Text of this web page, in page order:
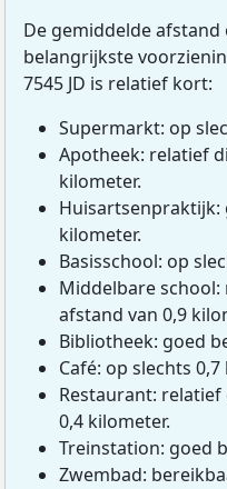
De gemiddelde
belangrijkste
7545 JD is relatief kort:
Supermarkt: op
Apotheek: relatief
kilometer.
Huisartsenpraktijk:
kilometer.
Basisschool: op
Middelbare
afstand van 0,9
Bibliotheek: goed
Café: op slechts
Restaurant:
0,4 kilometer.
Treinstation: goed
Zwembad: